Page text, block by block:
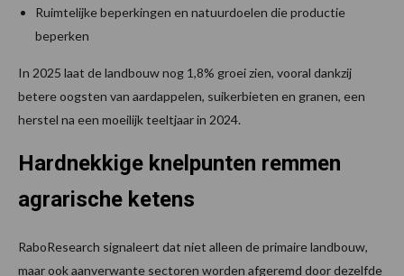
Ruimtelijke beperkingen en natuurdoelen die productie
beperken
In 2025 laat de landbouw nog 1,8% groei zien, vooral dankzij
betere oogsten van aardappelen, suikerbieten en granen, een
herstel na een moeilijk teeltjaar in 2024.
Hardnekkige knelpunten remmen
agrarische ketens
RaboResearch signaleert dat niet alleen de primaire landbouw,
maar ook aanverwante sectoren worden afgeremd door dezelfde